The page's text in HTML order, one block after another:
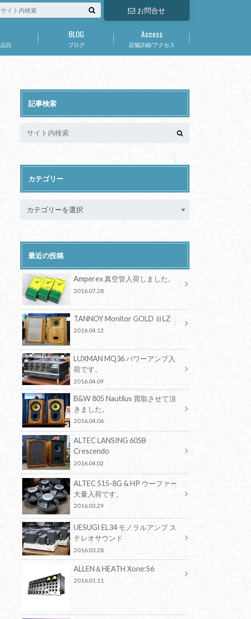
お問合せ
目 ブログ
BLOG
店舗詳細/アクセス
Access
記事検索
カテゴリー
最近の投稿
Amperex 真空管入荷しました。
2016.07.28
TANNOY Monitor GOLD ⅢLZ
2016.04.12
LUXMAN MQ36 パワーアンプ入
荷です。
2016.04.09
B&W 805 Nautilus 買取させて頂
きました。
2016.04.06
ALTEC LANSING 605B
Crescendo
2016.04.02
ALTEC 515-8G & HP ウーファー
大量入荷です。
2016.03.29
UESUGI EL34 モノラルアンプ ス
テレオサウンド
2016.03.28
ALLEN＆HEATH Xone:S6
2016.01.11